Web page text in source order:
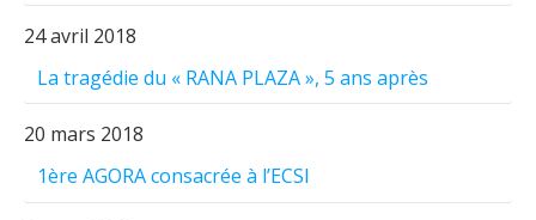
24 avril 2018
La tragédie du « RANA PLAZA », 5 ans après
20 mars 2018
1ère AGORA consacrée à l’ECSI